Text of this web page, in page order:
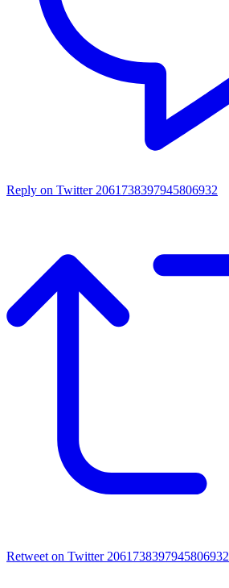
Reply on Twitter 2061738397945806932
Retweet on Twitter 2061738397945806932